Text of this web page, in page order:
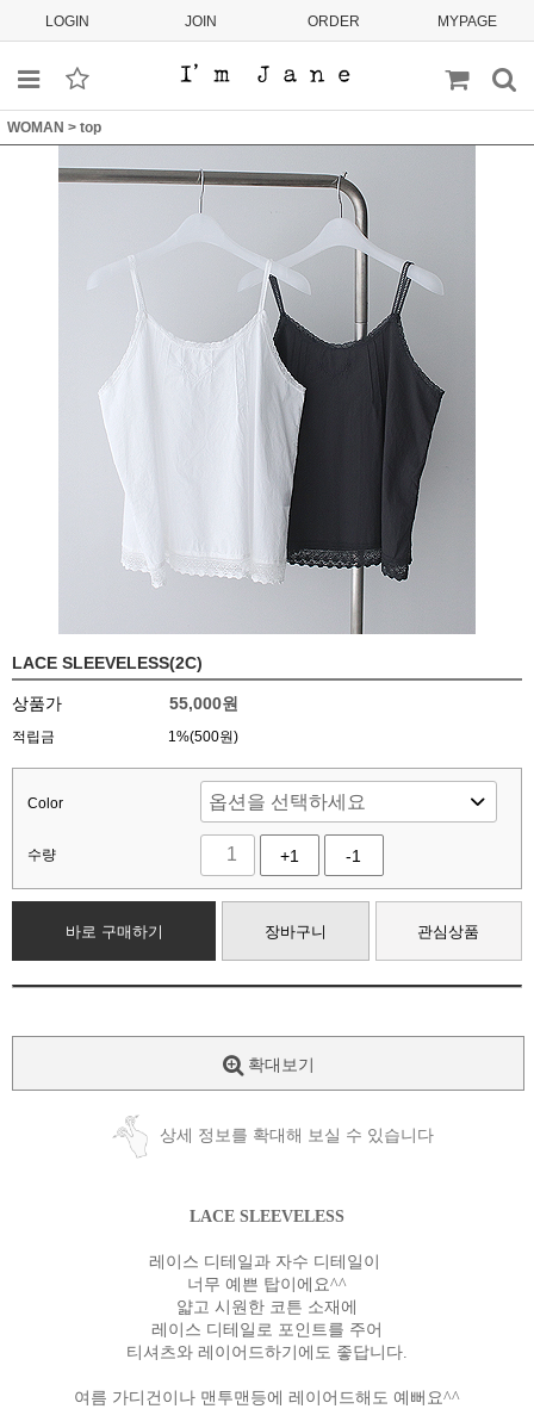
LOGIN JOIN ORDER MYPAGE
WOMAN > top
LACE SLEEVELESS(2C)
상품가 55,000원
적립금 1%(500원)
Color
수량 +1 -1
바로 구매하기 장바구니 관심상품
확대보기
상세 정보를 확대해 보실 수 있습니다
LACE SLEEVELESS
레이스 디테일과 자수 디테일이
너무 예쁜 탑이에요^^
얇고 시원한 코튼 소재에
레이스 디테일로 포인트를 주어
티셔츠와 레이어드하기에도 좋답니다.
여름 가디건이나 맨투맨등에 레이어드해도 예뻐요^^